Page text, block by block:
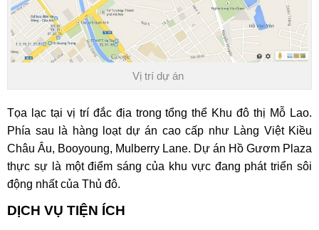
Vị trí dự án
Tọa lạc tại vị trí đắc địa trong tổng thể Khu đô thị Mỗ Lao.
Phía sau là hàng loạt dự án cao cấp như Làng Việt Kiều
Châu Âu, Booyoung, Mulberry Lane. Dự án Hồ Gươm Plaza
thực sự là một điểm sáng của khu vực đang phát triển sôi
động nhất của Thủ đô.
DỊCH VỤ TIỆN ÍCH